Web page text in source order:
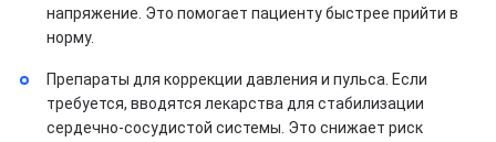
напряжение. Это помогает пациенту быстрее прийти в
норму.
Препараты для коррекции давления и пульса. Если
требуется, вводятся лекарства для стабилизации
сердечно-сосудистой системы. Это снижает риск